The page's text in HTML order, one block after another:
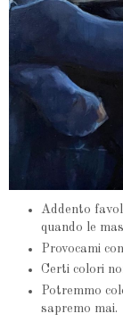
Addento
quando le
Provocami
Certi colori
Potremmo
sapremo mai.